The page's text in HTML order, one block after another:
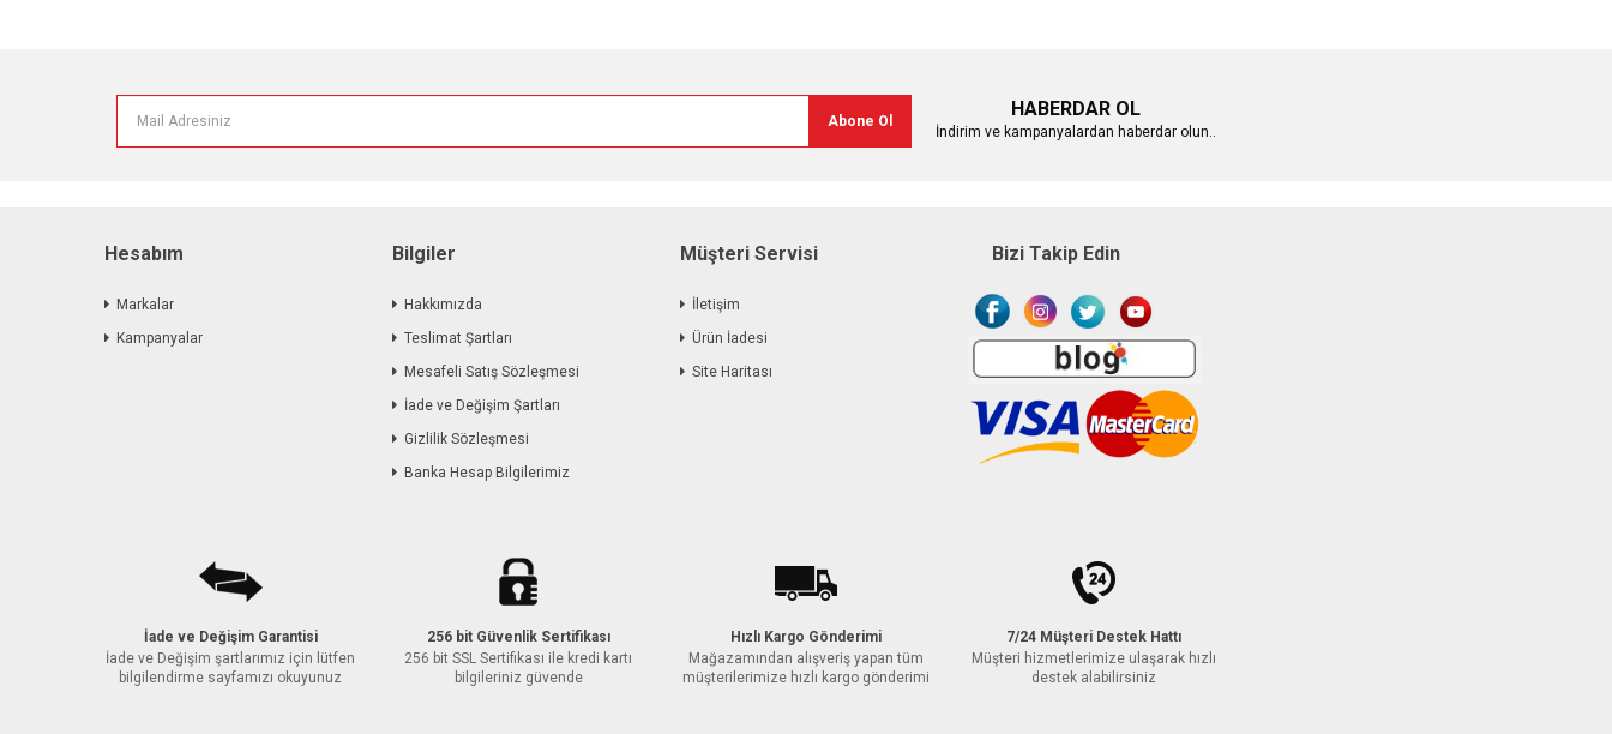
Abone Ol
HABERDAR OL
İndirim ve kampanyalardan haberdar olun..
Hesabım
Markalar
Kampanyalar
Bilgiler
Hakkımızda
Teslimat Şartları
Mesafeli Satış Sözleşmesi
İade ve Değişim Şartları
Gizlilik Sözleşmesi
Banka Hesap Bilgilerimiz
Müşteri Servisi
İletişim
Ürün İadesi
Site Haritası
Bizi Takip Edin
İade ve Değişim Garantisi
İade ve Değişim şartlarımız için lütfen
bilgilendirme sayfamızı okuyunuz
256 bit Güvenlik Sertifikası
256 bit SSL Sertifikası ile kredi kartı
bilgileriniz güvende
Hızlı Kargo Gönderimi
Mağazamından alışveriş yapan tüm
müşterilerimize hızlı kargo gönderimi
7/24 Müşteri Destek Hattı
Müşteri hizmetlerimize ulaşarak hızlı
destek alabilirsiniz